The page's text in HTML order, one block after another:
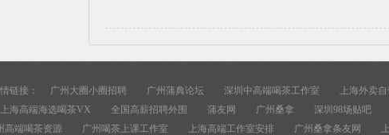
链接： 广州大圈小圈招聘 广州蒲典论坛 深圳中高端喝茶工作室 上海外卖
上海高端海选喝茶VX
全国高薪招聘外围 蒲友网 广州桑拿 深圳98场贴吧
高端喝茶资源
广州喝茶上课工作室 上海高端工作室安排 广州桑拿条友网